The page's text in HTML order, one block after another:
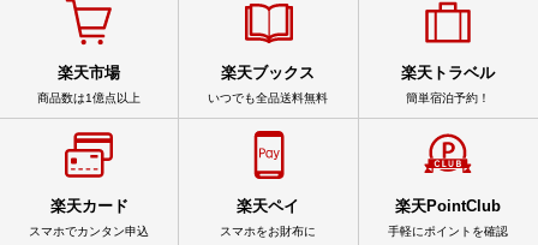
楽天市場
商品数は1億点以上
楽天ブックス
いつでも全品送料無料
楽天トラベル
簡単宿泊予約！
楽天カード
スマホでカンタン申込
楽天ペイ
スマホをお財布に
楽天PointClub
手軽にポイントを確認